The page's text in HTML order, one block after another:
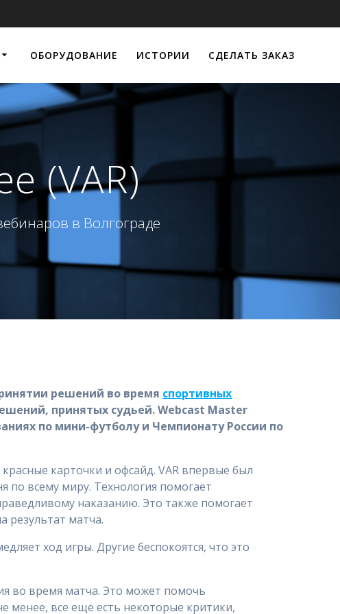
ОБОРУДОВАНИЕ ИСТОРИИ СДЕЛАТЬ ЗАКАЗ
(VAR)
в Волгограде
решений во время спортивных
принятых судьей. Webcast Master
по мини-футболу и Чемпионату России по
карточки и офсайд. VAR впервые был
по всему миру. Технология помогает
наказанию. Это также помогает
результат матча.
ход игры. Другие беспокоятся, что это
во время матча. Это может помочь
менее, все еще есть некоторые критики,